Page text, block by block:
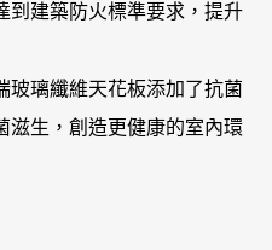
到建築防火標準要求，提升
玻璃纖維天花板添加了抗菌
滋生，創造更健康的室內環